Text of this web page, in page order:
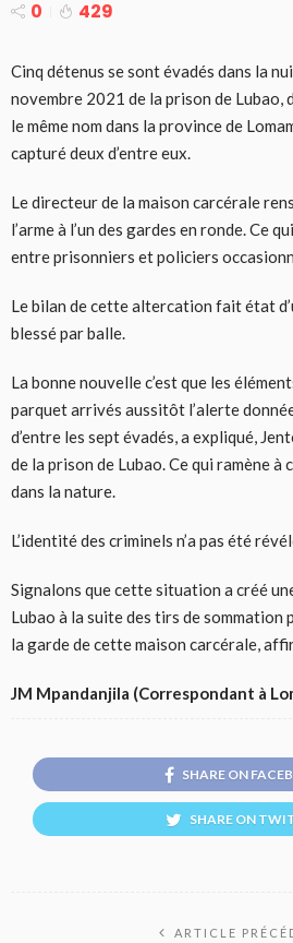
0 429
Cinq détenus se sont évadés dans la
novembre 2021 de la prison de
le même nom dans la province de
capturé deux d’entre eux.
Le directeur de la maison carcérale
l’arme à l’un des gardes en ronde. Ce
entre prisonniers et policiers
Le bilan de cette altercation fait état
blessé par balle.
La bonne nouvelle c’est que les
parquet arrivés aussitôt l’alerte
d’entre les sept évadés, a expliqué,
de la prison de Lubao. Ce qui ramène
dans la nature.
L’identité des criminels n’a pas été
Signalons que cette situation a créé
Lubao à la suite des tirs de sommation
la garde de cette maison carcérale,
JM Mpandanjila (Correspondant à
SHARE ON
SHARE ON
ARTICLE